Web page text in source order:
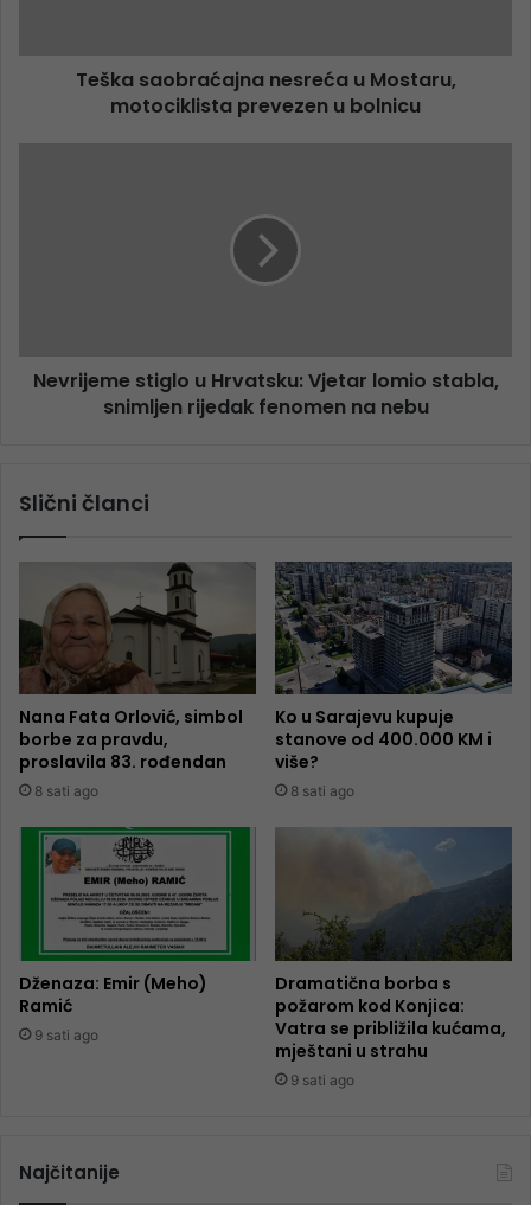
Teška saobraćajna nesreća u Mostaru,
motociklista prevezen u bolnicu
Nevrijeme stiglo u Hrvatsku: Vjetar lomio stabla,
snimljen rijedak fenomen na nebu
Slični članci
Nana Fata Orlović, simbol
borbe za pravdu,
proslavila 83. rođendan
8 sati ago
Ko u Sarajevu kupuje
stanove od 400.000 KM i
više?
8 sati ago
Dženaza: Emir (Meho)
Ramić
9 sati ago
Dramatična borba s
požarom kod Konjica:
Vatra se približila kućama,
mještani u strahu
9 sati ago
Najčitanije